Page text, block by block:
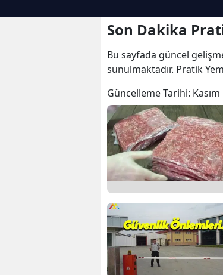
Son Dakika
Bu sayfada güncel
sunulmaktadır. Pratik
Güncelleme Tarihi: